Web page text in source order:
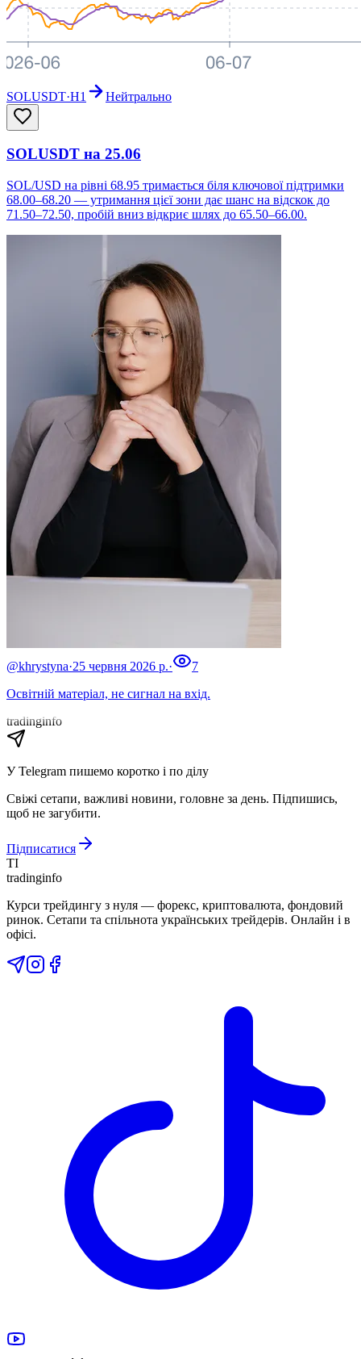
SOLUSDT·H1 Нейтрально
SOLUSDT на 25.06
SOL/USD на рівні 68.95 тримається біля ключової підтримки
68.00–68.20 — утримання цієї зони дає шанс на відскок до
71.50–72.50, пробій вниз відкриє шлях до 65.50–66.00.
@khrystyna·25 червня 2026 р.·
7
Освітній матеріал, не сигнал на вхід.
tradinginfo
У Telegram пишемо коротко і по ділу
Свіжі сетапи, важливі новини, головне за день. Підпишись,
щоб не загубити.
Підписатися
TI
tradinginfo
Курси трейдингу з нуля — форекс, криптовалюта, фондовий
ринок. Сетапи та спільнота українських трейдерів. Онлайн і в
офісі.